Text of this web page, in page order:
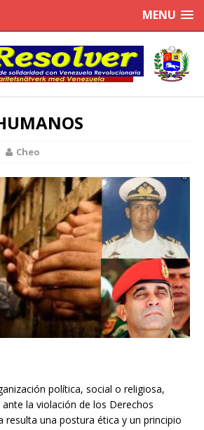
MENU
Cheo
política, social o religiosa,
la violación de los Derechos
resulta una postura ética y un principio